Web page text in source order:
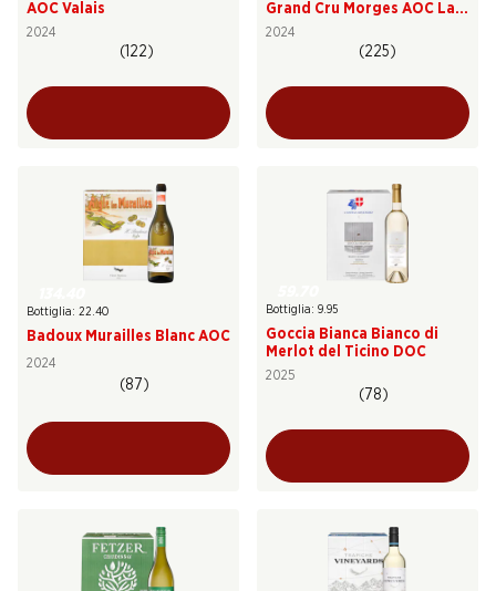
AOC Valais
2024
(122)
Grand Cru Morges AOC La
Côte
2024
(225)
Bottiglia: 22.40
Badoux Murailles Blanc AOC
2024
(87)
Bottiglia: 9.95
Goccia Bianca Bianco di
Merlot del Ticino DOC
2025
(78)